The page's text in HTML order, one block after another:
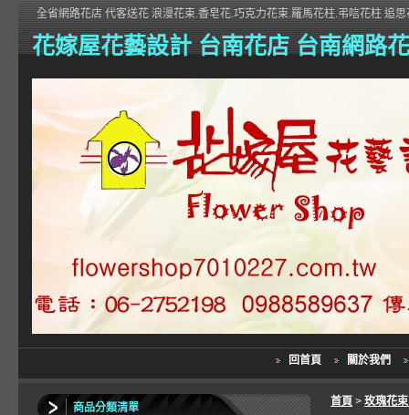
花嫁屋花藝設計 台南花店 台南網路
全省網路花店 代客送花 浪漫花束.香皂花.巧克力花束.羅馬花柱.弔唁花柱 追
回首頁 關於我們
商品分類清單 首頁 > 玫瑰花